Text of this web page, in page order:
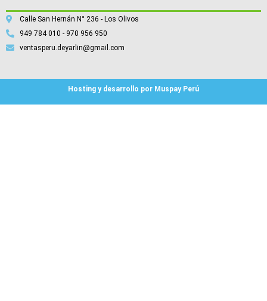
Calle San Hernán N° 236 - Los Olivos
949 784 010 - 970 956 950
ventasperu.deyarlin@gmail.com
Hosting y desarrollo por Muspay Perú